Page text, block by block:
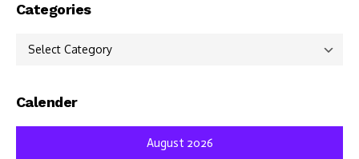
Categories
Categories
Calender
August 2026